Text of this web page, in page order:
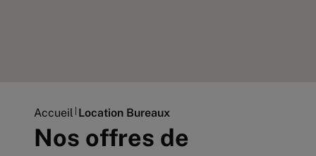
Accueil Location Bureaux
Nos offres de